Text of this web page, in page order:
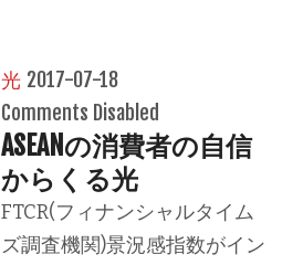
光 2017-07-18
Comments Disabled
ASEANの消費者の自信
からくる光
FTCR(フィナンシャルタイム
ズ調査機関)景況感指数がイン